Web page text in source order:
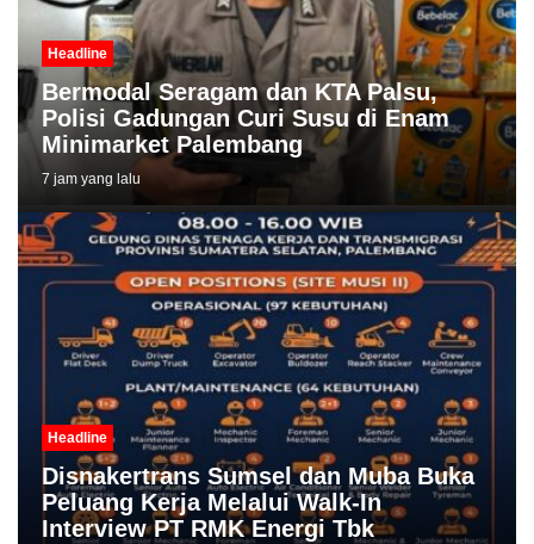
Headline
Bermodal Seragam dan KTA Palsu,
Polisi Gadungan Curi Susu di Enam
Minimarket Palembang
7 jam yang lalu
Headline
Disnakertrans Sumsel dan Muba Buka
Peluang Kerja Melalui Walk-In
Interview PT RMK Energi Tbk